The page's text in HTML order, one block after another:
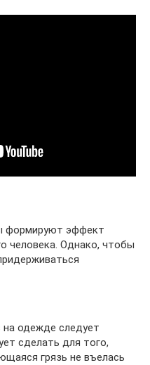
формируют эффект
человека. Однако, чтобы
на одежде следует
сделать для того,
грязь не въелась